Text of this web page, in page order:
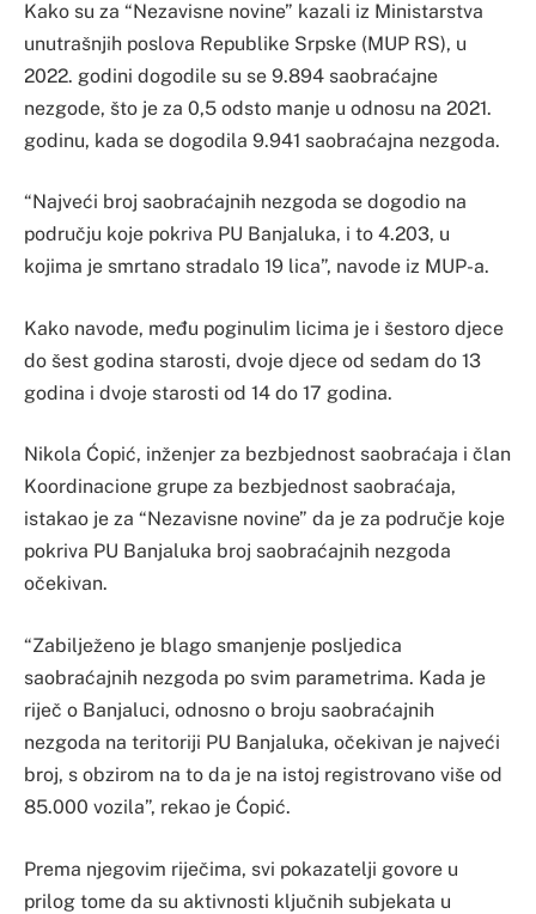
Kako su za “Nezavisne novine” kazali iz Ministarstva
unutrašnjih poslova Republike Srpske (MUP RS), u
2022. godini dogodile su se 9.894 saobraćajne
nezgode, što je za 0,5 odsto manje u odnosu na 2021.
godinu, kada se dogodila 9.941 saobraćajna nezgoda.
“Najveći broj saobraćajnih nezgoda se dogodio na
području koje pokriva PU Banjaluka, i to 4.203, u
kojima je smrtano stradalo 19 lica”, navode iz MUP-a.
Kako navode, među poginulim licima je i šestoro djece
do šest godina starosti, dvoje djece od sedam do 13
godina i dvoje starosti od 14 do 17 godina.
Nikola Ćopić, inženjer za bezbjednost saobraćaja i član
Koordinacione grupe za bezbjednost saobraćaja,
istakao je za “Nezavisne novine” da je za područje koje
pokriva PU Banjaluka broj saobraćajnih nezgoda
očekivan.
“Zabilježeno je blago smanjenje posljedica
saobraćajnih nezgoda po svim parametrima. Kada je
riječ o Banjaluci, odnosno o broju saobraćajnih
nezgoda na teritoriji PU Banjaluka, očekivan je najveći
broj, s obzirom na to da je na istoj registrovano više od
85.000 vozila”, rekao je Ćopić.
Prema njegovim riječima, svi pokazatelji govore u
prilog tome da su aktivnosti ključnih subjekata u